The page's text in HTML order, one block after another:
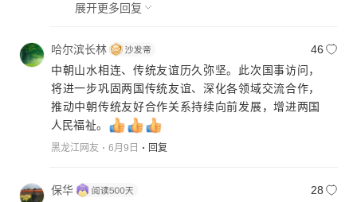
展开更多回复
哈尔滨长林
46
中朝山水相连、传统友谊历久弥坚。此次国事访问，
将进一步巩固两国传统友谊、深化各领域交流合作，
推动中朝传统友好合作关系持续向前发展，增进两国
人民福祉。
黑龙江网友 6月9日 回复
保华
28